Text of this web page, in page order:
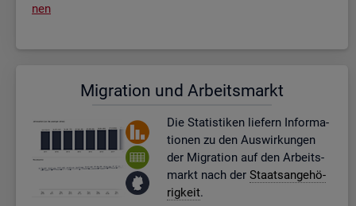
nen
Mi­gra­ti­on und Ar­beits­markt
Die Sta­tis­ti­ken lie­fern In­for­ma­
tio­nen zu den Aus­wir­kun­gen
der Mi­gra­ti­on auf den Ar­beits­
markt nach der Staats­an­ge­hö­
rig­keit.